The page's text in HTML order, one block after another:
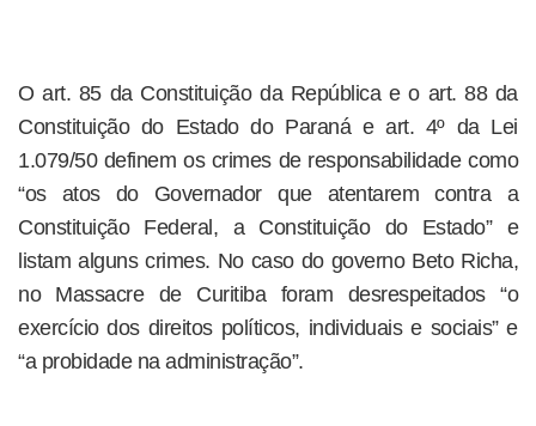
O art. 85 da Constituição da República e o art. 88 da
Constituição do Estado do Paraná e art. 4º da Lei
1.079/50 definem os crimes de responsabilidade como
“os atos do Governador que atentarem contra a
Constituição Federal, a Constituição do Estado” e
listam alguns crimes. No caso do governo Beto Richa,
no Massacre de Curitiba foram desrespeitados “o
exercício dos direitos políticos, individuais e sociais” e
“a probidade na administração”.